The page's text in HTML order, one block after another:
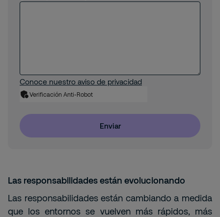
Las responsabilidades están evolucionando
Las responsabilidades están cambiando a medida
que los entornos se vuelven más rápidos, más
Conoce nuestro aviso de privacidad
Verificación Anti-Robot
Enviar